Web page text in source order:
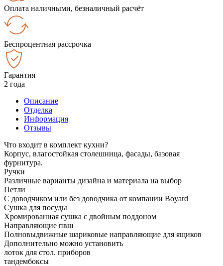
Оплата наличными, безналичный расчёт
Беспроцентная рассрочка
Гарантия
2 года
Описание
Отделка
Информация
Отзывы
Что входит в комплект кухни?
Корпус, влагостойкая столешница, фасады, базовая
фурнитура.
Ручки
Различные варианты дизайна и материала на выбор
Петли
С доводчиком или без доводчика от компании Boyard
Сушка для посуды
Хромированная сушка с двойным поддоном
Направляющие пвш
Полновыдвижные шариковые направляющие для ящиков
Дополнительно можно установить
лоток для стол. приборов
тандембоксы